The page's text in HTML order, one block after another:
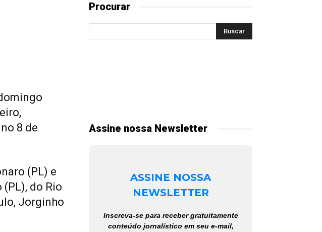
8 de
(PL) e
do Rio
Jorginho
Procurar
Assine nossa Newsletter
ASSINE NOSSA
NEWSLETTER
Inscreva-se para receber gratuitamente
conteúdo jornalístico em seu e-mail,